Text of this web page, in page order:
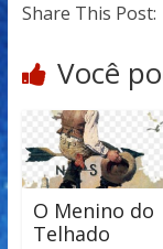
Share This Post:
Você
O Menino do
Telhado